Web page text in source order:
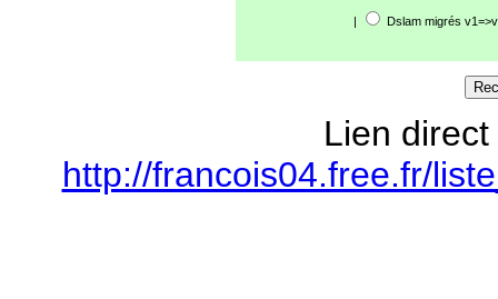
| Dslam migrés
Lien
http://francois04.free.fr/